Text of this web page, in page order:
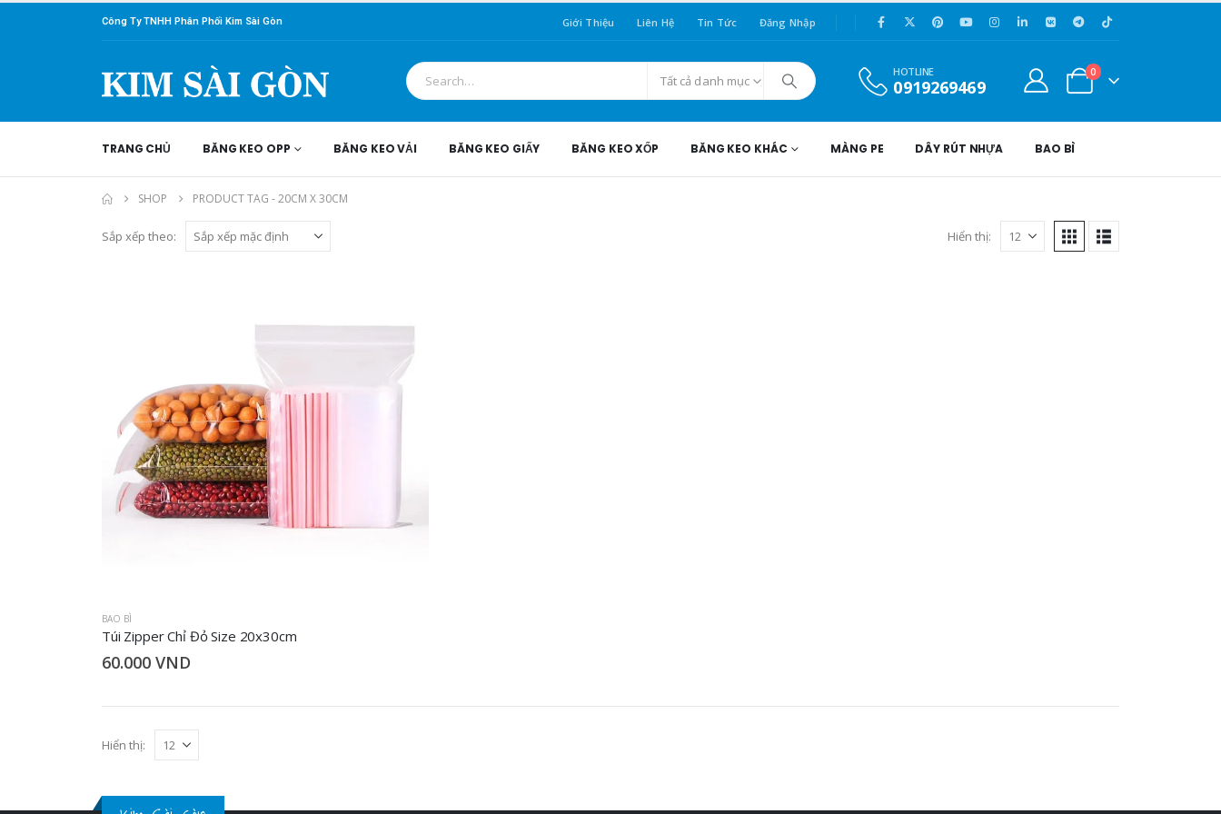
Công Ty TNHH Phân Phối Kim Sài Gòn Giới Thiệu Liên Hệ Tin Tức Đăng Nhập
Tất cả danh mục
HOTLINE
0919269469
0
TRANG CHỦ BĂNG KEO OPP BĂNG KEO VẢI BĂNG KEO GIẤY BĂNG KEO XỐP BĂNG KEO KHÁC MÀNG PE DÂY RÚT NHỰA BAO BÌ
SHOP PRODUCT TAG -20CM X 30CM
Sắp xếp theo: Hiển thị:
BAO BÌ
Túi Zipper Chỉ Đỏ Size 20x30cm
60.000 VND
Hiển thị: